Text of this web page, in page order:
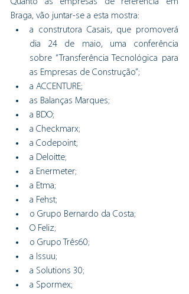
Braga, vão juntar-se a esta mostra:
a construtora Casais, que promoverá
dia 24 de maio, uma conferência
sobre “Transferência Tecnológica para
as Empresas de Construção”;
a ACCENTURE;
as Balanças Marques;
a BDO;
a Checkmarx;
a Codepoint;
a Deloitte;
a Enermeter;
a Etma;
a Fehst;
o Grupo Bernardo da Costa;
O Feliz;
o Grupo Três60;
a Issuu;
a Solutions 30;
a Spormex;